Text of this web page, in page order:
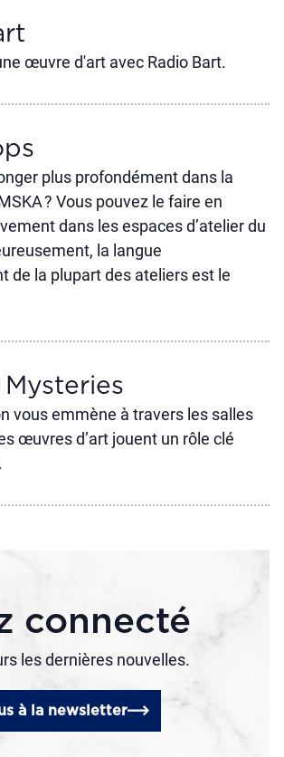
œuvre d'art avec Radio Bart.
plus profondément dans la
? Vous pouvez le faire en
dans les espaces d’atelier du
la langue
de la plupart des ateliers est le
Mysteries
vous emmène à travers les salles
œuvres d’art jouent un rôle clé
connecté
les dernières nouvelles.
à la newsletter